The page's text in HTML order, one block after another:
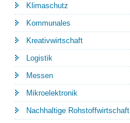
Klimaschutz
Kommunales
Kreativwirtschaft
Logistik
Messen
Mikroelektronik
Nachhaltige Rohstoffwirtschaft